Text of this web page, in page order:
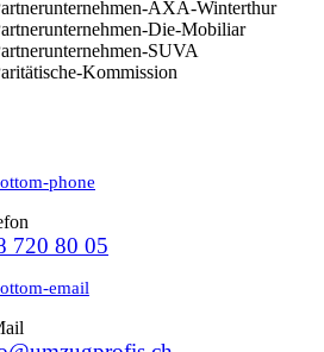
720 80 05